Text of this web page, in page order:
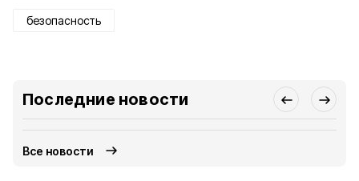
безопасность
Последние новости
Все новости